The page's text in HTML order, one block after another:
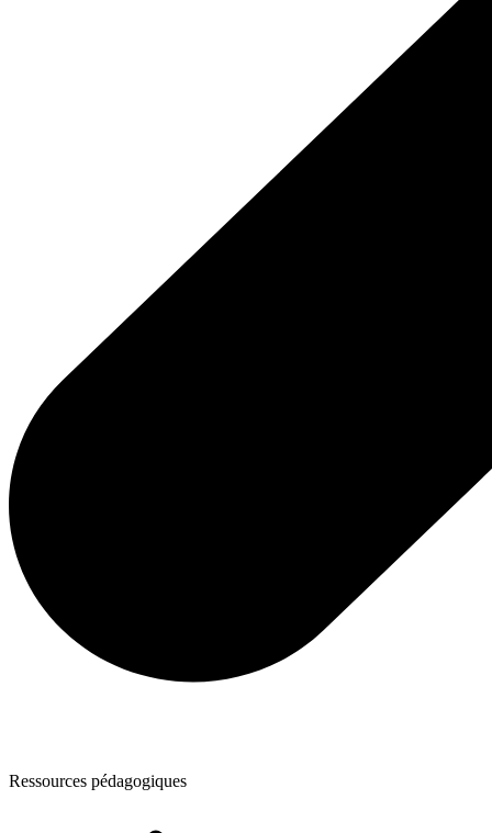
Ressources pédagogiques